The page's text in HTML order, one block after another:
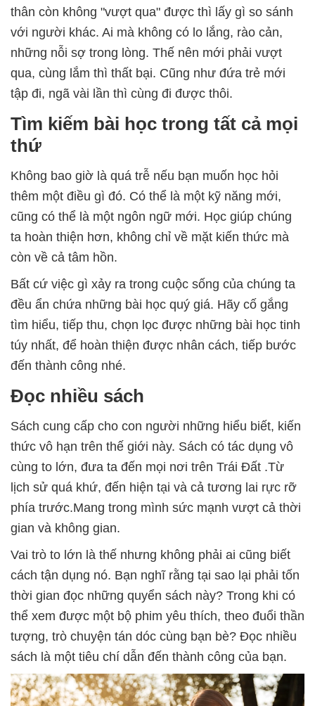
thân còn không "vượt qua" được thì lấy gì so sánh
với người khác. Ai mà không có lo lắng, rào cản,
những nỗi sợ trong lòng. Thế nên mới phải vượt
qua, cùng lắm thì thất bại. Cũng như đứa trẻ mới
tập đi, ngã vài lần thì cùng đi được thôi.
Tìm kiếm bài học trong tất cả mọi
thứ
Không bao giờ là quá trễ nếu bạn muốn học hỏi
thêm một điều gì đó. Có thể là một kỹ năng mới,
cũng có thể là một ngôn ngữ mới. Học giúp chúng
ta hoàn thiện hơn, không chỉ về mặt kiến thức mà
còn về cả tâm hồn.
Bất cứ việc gì xảy ra trong cuộc sống của chúng ta
đều ẩn chứa những bài học quý giá. Hãy cố gắng
tìm hiểu, tiếp thu, chọn lọc được những bài học tinh
túy nhất, để hoàn thiện được nhân cách, tiếp bước
đến thành công nhé.
Đọc nhiều sách
Sách cung cấp cho con người những hiểu biết, kiến
thức vô hạn trên thế giới này. Sách có tác dụng vô
cùng to lớn, đưa ta đến mọi nơi trên Trái Đất .Từ
lịch sử quá khứ, đến hiện tại và cả tương lai rực rỡ
phía trước.Mang trong mình sức mạnh vượt cả thời
gian và không gian.
Vai trò to lớn là thế nhưng không phải ai cũng biết
cách tận dụng nó. Bạn nghĩ rằng tại sao lại phải tốn
thời gian đọc những quyển sách này? Trong khi có
thể xem được một bộ phim yêu thích, theo đuổi thần
tượng, trò chuyện tán dóc cùng bạn bè? Đọc nhiều
sách là một tiêu chí dẫn đến thành công của bạn.